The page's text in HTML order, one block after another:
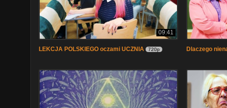
09:41
LEKCJA POLSKIEGO oczami UCZNIA 720p Dlaczego